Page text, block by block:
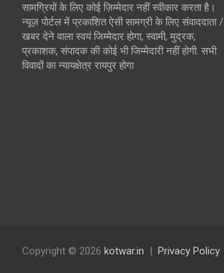
सामग्रियों के लिए कोई ज़िम्मेदार नहीं स्वीकार करता है।
न्यूज़ पोर्टल में प्रकाशित ऐसी सामग्री के लिए संवाददाता /
खबर देने वाला स्वयं जिम्मेदार होगा, स्वामी, मुद्रक,
प्रकाशक, संपादक की कोई भी जिम्मेदारी नहीं होगी. सभी
विवादों का न्यायक्षेत्र रायपुर होगा
Copyright © 2026 kotwar.in Privacy Policy